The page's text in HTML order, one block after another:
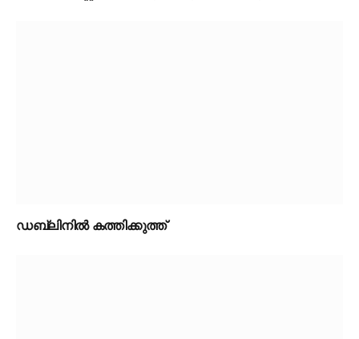
ഡബ്ലിനിൽ കത്തിക്കുത്ത്